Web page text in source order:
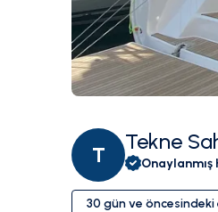
T
Tekne
Onaylanmış
30 gün ve